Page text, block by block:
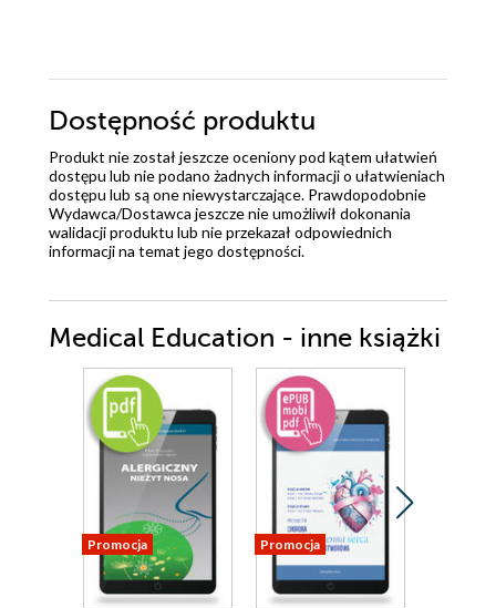
Dostępność produktu
Produkt nie został jeszcze oceniony pod kątem ułatwień
dostępu lub nie podano żadnych informacji o ułatwieniach
dostępu lub są one niewystarczające. Prawdopodobnie
Wydawca/Dostawca jeszcze nie umożliwił dokonania
walidacji produktu lub nie przekazał odpowiednich
informacji na temat jego dostępności.
Medical Education - inne książki
Promocja Promocja